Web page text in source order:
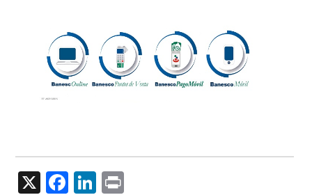
X Facebook
LinkedIn